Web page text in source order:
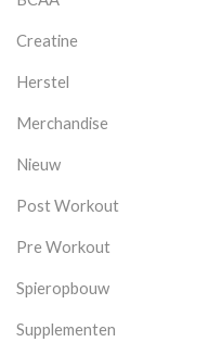
Creatine
Herstel
Merchandise
Nieuw
Post Workout
Pre Workout
Spieropbouw
Supplementen